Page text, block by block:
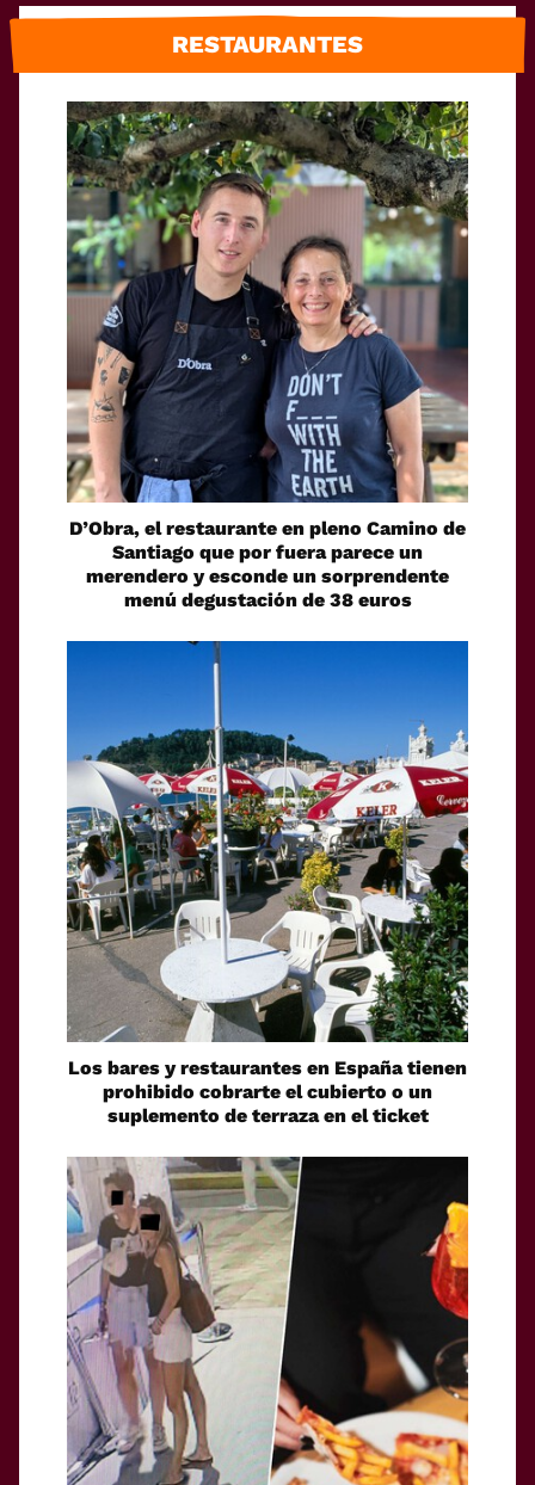
RESTAURANTES
D’Obra, el restaurante en pleno Camino de
Santiago que por fuera parece un
merendero y esconde un sorprendente
menú degustación de 38 euros
Los bares y restaurantes en España tienen
prohibido cobrarte el cubierto o un
suplemento de terraza en el ticket